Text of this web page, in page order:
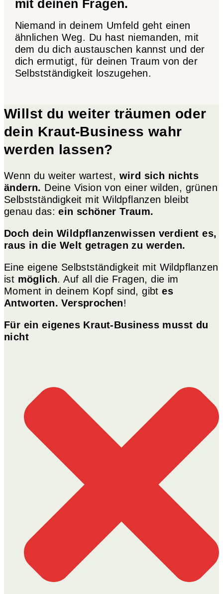
mit deinen Fragen.
Niemand in deinem Umfeld geht einen
ähnlichen Weg. Du hast niemanden, mit
dem du dich austauschen kannst und der
dich ermutigt, für deinen Traum von der
Selbstständigkeit loszugehen.
Willst du weiter träumen oder
dein Kraut-Business wahr
werden lassen?
Wenn du weiter wartest, wird sich nichts
ändern. Deine Vision von einer wilden, grünen
Selbstständigkeit mit Wildpflanzen bleibt
genau das:ein schöner Traum.
Doch dein Wildpflanzenwissen verdient es,
raus in die Welt getragen zu werden.
Eine eigene Selbstständigkeit mit Wildpflanzen
ist möglich. Auf all die Fragen, die im
Moment in deinem Kopf sind, gibtes
Antworten. Versprochen!
Für ein eigenes Kraut-Business musst du
nicht